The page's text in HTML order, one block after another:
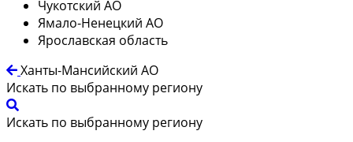
Чукотский АО
Ямало-Ненецкий АО
Ярославская область
Ханты-Мансийский АО
Искать по выбранному региону
Искать по выбранному региону